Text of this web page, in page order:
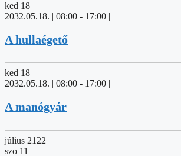
ked 18
2032.05.18. | 08:00 - 17:00 |
A hullaégető
ked 18
2032.05.18. | 08:00 - 17:00 |
A manógyár
július 2122
szo 11